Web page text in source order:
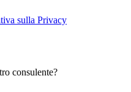
sulla Privacy
consulente?